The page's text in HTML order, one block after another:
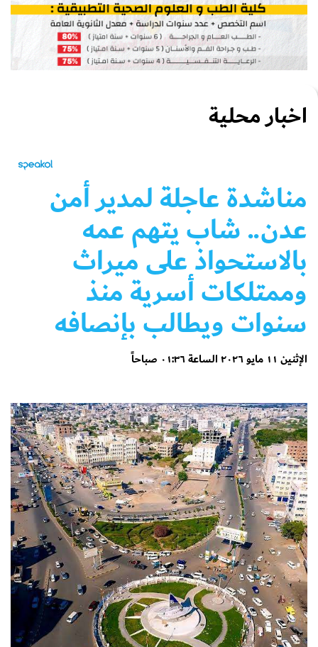
اخبار محلية
مناشدة عاجلة لمدير أمن
عدن.. شاب يتهم عمه
بالاستحواذ على ميراث
وممتلكات أسرية منذ
سنوات ويطالب بإنصافه
الإثنين ١١ مايو ٢٠٢٦ الساعة ٠١:٣٦ صباحاً